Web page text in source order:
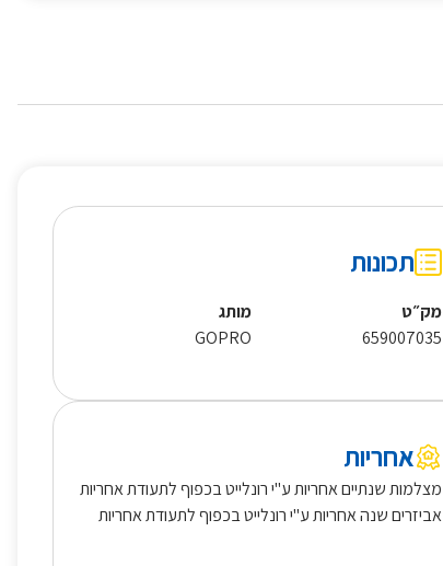
תכונות
מק״ט
659007035
מותג
GOPRO
אחריות
מצלמות שנתיים אחריות ע"י רונלייט בכפוף לתעודת אחריות
אביזרים שנה אחריות ע"י רונלייט בכפוף לתעודת אחריות